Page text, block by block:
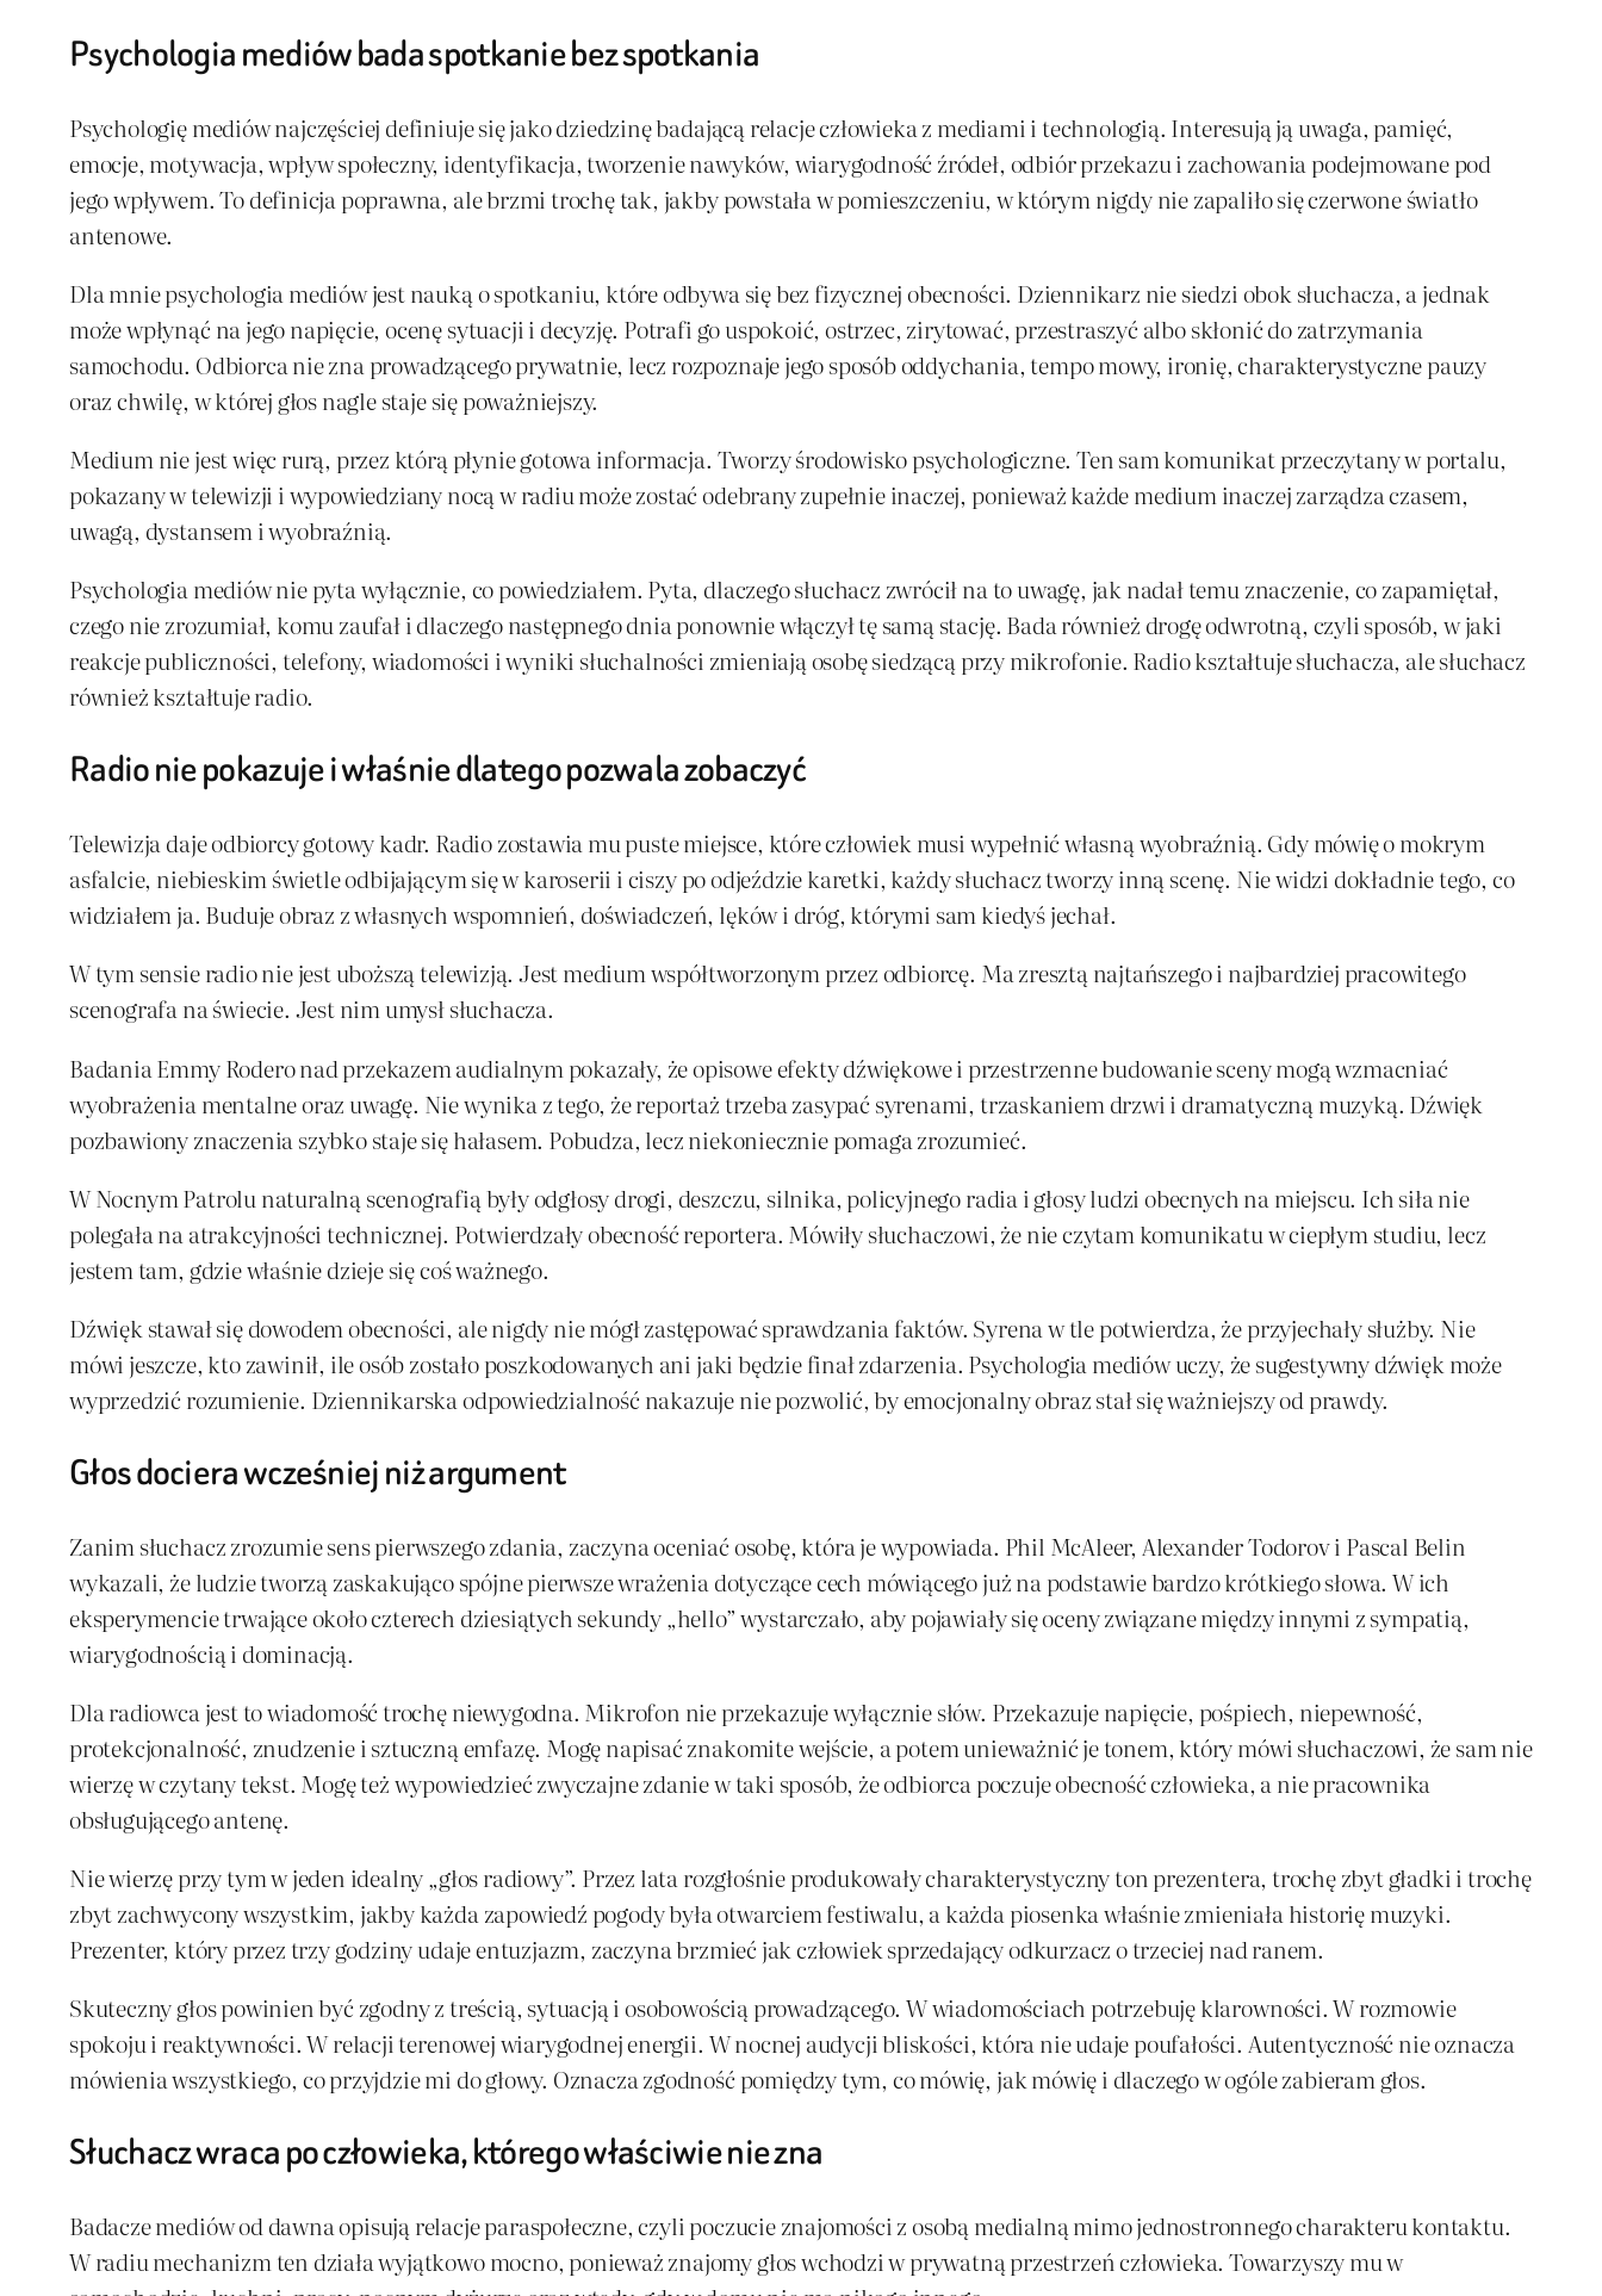
Psychologia mediów bada spotkanie bez spotkania
Psychologię mediów najczęściej definiuje się jako dziedzinę badającą relacje człowieka z mediami i technologią. Interesują ją uwaga, pamięć,
emocje, motywacja, wpływ społeczny, identyfikacja, tworzenie nawyków, wiarygodność źródeł, odbiór przekazu i zachowania podejmowane pod
jego wpływem. To definicja poprawna, ale brzmi trochę tak, jakby powstała w pomieszczeniu, w którym nigdy nie zapaliło się czerwone światło
antenowe.
Dla mnie psychologia mediów jest nauką o spotkaniu, które odbywa się bez fizycznej obecności. Dziennikarz nie siedzi obok słuchacza, a jednak
może wpłynąć na jego napięcie, ocenę sytuacji i decyzję. Potrafi go uspokoić, ostrzec, zirytować, przestraszyć albo skłonić do zatrzymania
samochodu. Odbiorca nie zna prowadzącego prywatnie, lecz rozpoznaje jego sposób oddychania, tempo mowy, ironię, charakterystyczne pauzy
oraz chwilę, w której głos nagle staje się poważniejszy.
Medium nie jest więc rurą, przez którą płynie gotowa informacja. Tworzy środowisko psychologiczne. Ten sam komunikat przeczytany w portalu,
pokazany w telewizji i wypowiedziany nocą w radiu może zostać odebrany zupełnie inaczej, ponieważ każde medium inaczej zarządza czasem,
uwagą, dystansem i wyobraźnią.
Psychologia mediów nie pyta wyłącznie, co powiedziałem. Pyta, dlaczego słuchacz zwrócił na to uwagę, jak nadał temu znaczenie, co zapamiętał,
czego nie zrozumiał, komu zaufał i dlaczego następnego dnia ponownie włączył tę samą stację. Bada również drogę odwrotną, czyli sposób, w jaki
reakcje publiczności, telefony, wiadomości i wyniki słuchalności zmieniają osobę siedzącą przy mikrofonie. Radio kształtuje słuchacza, ale słuchacz
również kształtuje radio.
Radio nie pokazuje i właśnie dlatego pozwala zobaczyć
Telewizja daje odbiorcy gotowy kadr. Radio zostawia mu puste miejsce, które człowiek musi wypełnić własną wyobraźnią. Gdy mówię o mokrym
asfalcie, niebieskim świetle odbijającym się w karoserii i ciszy po odjeździe karetki, każdy słuchacz tworzy inną scenę. Nie widzi dokładnie tego, co
widziałem ja. Buduje obraz z własnych wspomnień, doświadczeń, lęków i dróg, którymi sam kiedyś jechał.
W tym sensie radio nie jest uboższą telewizją. Jest medium współtworzonym przez odbiorcę. Ma zresztą najtańszego i najbardziej pracowitego
scenografa na świecie. Jest nim umysł słuchacza.
Badania Emmy Rodero nad przekazem audialnym pokazały, że opisowe efekty dźwiękowe i przestrzenne budowanie sceny mogą wzmacniać
wyobrażenia mentalne oraz uwagę. Nie wynika z tego, że reportaż trzeba zasypać syrenami, trzaskaniem drzwi i dramatyczną muzyką. Dźwięk
pozbawiony znaczenia szybko staje się hałasem. Pobudza, lecz niekoniecznie pomaga zrozumieć.
W Nocnym Patrolu naturalną scenografią były odgłosy drogi, deszczu, silnika, policyjnego radia i głosy ludzi obecnych na miejscu. Ich siła nie
polegała na atrakcyjności technicznej. Potwierdzały obecność reportera. Mówiły słuchaczowi, że nie czytam komunikatu w ciepłym studiu, lecz
jestem tam, gdzie właśnie dzieje się coś ważnego.
Dźwięk stawał się dowodem obecności, ale nigdy nie mógł zastępować sprawdzania faktów. Syrena w tle potwierdza, że przyjechały służby. Nie
mówi jeszcze, kto zawinił, ile osób zostało poszkodowanych ani jaki będzie finał zdarzenia. Psychologia mediów uczy, że sugestywny dźwięk może
wyprzedzić rozumienie. Dziennikarska odpowiedzialność nakazuje nie pozwolić, by emocjonalny obraz stał się ważniejszy od prawdy.
Głos dociera wcześniej niż argument
Zanim słuchacz zrozumie sens pierwszego zdania, zaczyna oceniać osobę, która je wypowiada. Phil McAleer, Alexander Todorov i Pascal Belin
wykazali, że ludzie tworzą zaskakująco spójne pierwsze wrażenia dotyczące cech mówiącego już na podstawie bardzo krótkiego słowa. W ich
eksperymencie trwające około czterech dziesiątych sekundy „hello” wystarczało, aby pojawiały się oceny związane między innymi z sympatią,
wiarygodnością i dominacją.
Dla radiowca jest to wiadomość trochę niewygodna. Mikrofon nie przekazuje wyłącznie słów. Przekazuje napięcie, pośpiech, niepewność,
protekcjonalność, znudzenie i sztuczną emfazę. Mogę napisać znakomite wejście, a potem unieważnić je tonem, który mówi słuchaczowi, że sam nie
wierzę w czytany tekst. Mogę też wypowiedzieć zwyczajne zdanie w taki sposób, że odbiorca poczuje obecność człowieka, a nie pracownika
obsługującego antenę.
Nie wierzę przy tym w jeden idealny „głos radiowy”. Przez lata rozgłośnie produkowały charakterystyczny ton prezentera, trochę zbyt gładki i trochę
zbyt zachwycony wszystkim, jakby każda zapowiedź pogody była otwarciem festiwalu, a każda piosenka właśnie zmieniała historię muzyki.
Prezenter, który przez trzy godziny udaje entuzjazm, zaczyna brzmieć jak człowiek sprzedający odkurzacz o trzeciej nad ranem.
Skuteczny głos powinien być zgodny z treścią, sytuacją i osobowością prowadzącego. W wiadomościach potrzebuję klarowności. W rozmowie
spokoju i reaktywności. W relacji terenowej wiarygodnej energii. W nocnej audycji bliskości, która nie udaje poufałości. Autentyczność nie oznacza
mówienia wszystkiego, co przyjdzie mi do głowy. Oznacza zgodność pomiędzy tym, co mówię, jak mówię i dlaczego w ogóle zabieram głos.
Słuchacz wraca po człowieka, którego właściwie nie zna
Badacze mediów od dawna opisują relacje paraspołeczne, czyli poczucie znajomości z osobą medialną mimo jednostronnego charakteru kontaktu.
W radiu mechanizm ten działa wyjątkowo mocno, ponieważ znajomy głos wchodzi w prywatną przestrzeń człowieka. Towarzyszy mu w